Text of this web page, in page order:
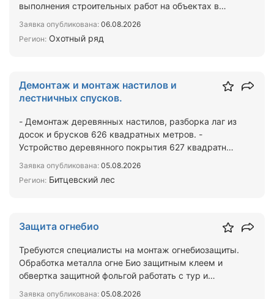
выполнения строительных работ на объектах в
Заявка опубликована: 06.08.2026
Регион: Охотный ряд
Демонтаж и монтаж настилов и
лестничных спусков.
- Демонтаж деревянных настилов, разборка лаг из
досок и брусков 626 квадратных метров. -
Устройство деревянного покрытия 627 квадратных
Заявка опубликована: 05.08.2026
Регион: Битцевский лес
Защита огнебио
Требуются специалисты на монтаж огнебиозащиты.
Обработка металла огне Био защитным клеем и
обвертка защитной фольгой работать с тур и
Заявка опубликована: 05.08.2026